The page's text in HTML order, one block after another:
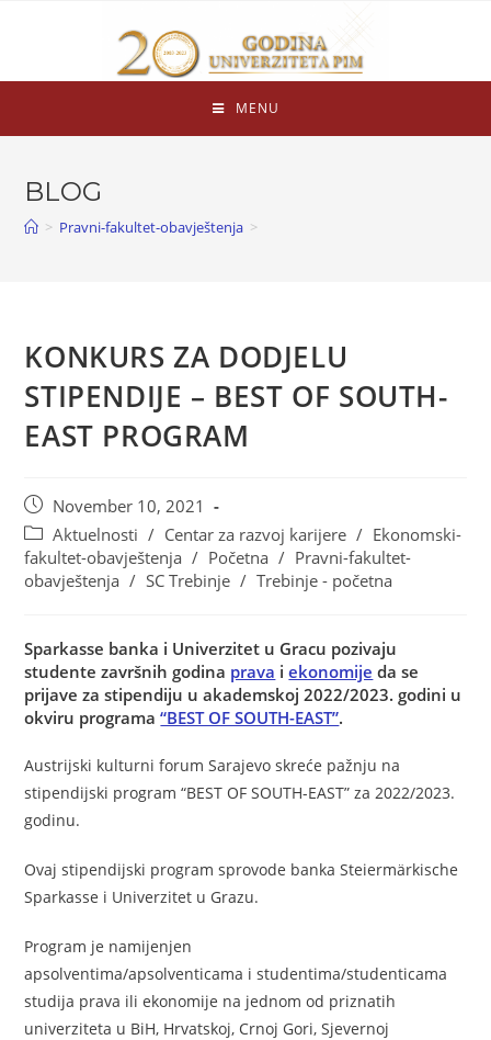
MENU
BLOG
> Pravni-fakultet-obavještenja >
KONKURS ZA DODJELU
STIPENDIJE – BEST OF SOUTH-
EAST PROGRAM
November 10, 2021
Aktuelnosti / Centar za razvoj karijere / Ekonomski-
fakultet-obavještenja / Početna / Pravni-fakultet-
obavještenja / SC Trebinje / Trebinje - početna
Sparkasse banka i Univerzitet u Gracu pozivaju
studente završnih godina prava iekonomije da se
prijave za stipendiju u akademskoj 2022/2023. godini u
okviru programa“BEST OF SOUTH-EAST”.
Austrijski kulturni forum Sarajevo skreće pažnju na
stipendijski program “BEST OF SOUTH-EAST” za 2022/2023.
godinu.
Ovaj stipendijski program sprovode banka Steiermärkische
Sparkasse i Univerzitet u Grazu.
Program je namijenjen
apsolventima/apsolventicama i studentima/studenticama
studija prava ili ekonomije na jednom od priznatih
univerziteta u BiH, Hrvatskoj, Crnoj Gori, Sjevernoj